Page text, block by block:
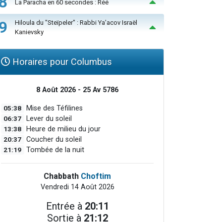
La Paracha en 60 secondes : Réé
Hiloula du "Steïpeler" : Rabbi Ya’acov Israël
Kanievsky
Horaires pour Columbus
8 Août 2026 - 25 Av 5786
05:38 Mise des Téfilines
06:37 Lever du soleil
13:38 Heure de milieu du jour
20:37 Coucher du soleil
21:19 Tombée de la nuit
Chabbath Choftim
Vendredi 14 Août 2026
Entrée à 20:11
Sortie à 21:12